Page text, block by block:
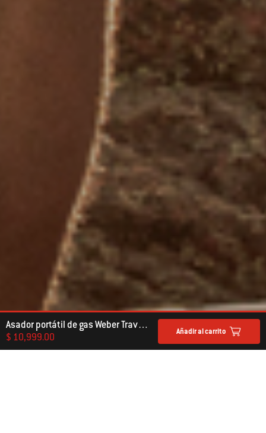
Asador portátil de gas Weber Traveler Stealth Edition
$ 10,999.00
Añadir al carrito